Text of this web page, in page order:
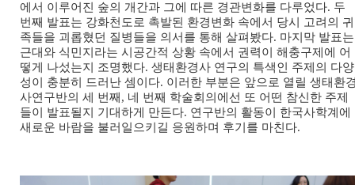
에서 이루어진 숲의 개간과 그에 따른 경관변화를 다루었다. 두
번째 발표는 강화천도로 촉발된 환경변화 속에서 당시 고려의 귀
족들을 괴롭혔던 질병들을 의서를 통해 살펴봤다. 마지막 발표는
근대와 식민지라는 시공간적 상황 속에서 권력이 해충구제에 어
떻게 나섰는지 조명했다. 생태환경사 연구의 특색인 주제의 다양
성이 충분히 드러난 셈이다. 이러한 부분은 앞으로 열릴 생태환
사연구반의 세 번째, 네 번째 학술회의에선 또 어떤 참신한 주제
들이 발표될지 기대하게 만든다. 연구반의 활동이 한국사학계에
새로운 바람을 불러일으키길 응원하며 후기를 마친다.